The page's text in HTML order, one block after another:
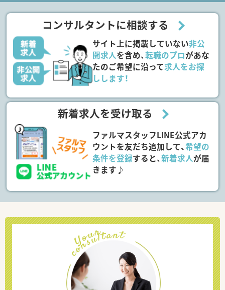
コンサルタントに相談する
サイト上に掲載していない非公
開求人を含め、転職のプロがあな
たのご希望に沿って求人をお探
しします！
新着求人を受け取る
ファルマスタッフLINE公式アカ
ウントを友だち追加して、希望の
条件を登録すると、新着求人が届
きます♪